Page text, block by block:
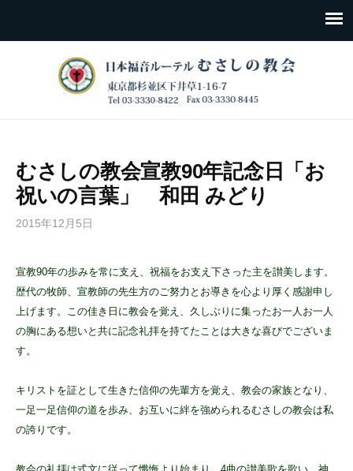
むさしの教会宣教90年記念日「お
祝いの言葉」 和田 みどり
2015年12月5日
宣教90年の歩みを常に支え、祝福をお支え下さった主を讃美します。
歴代の牧師、宣教師の先生方のご努力とお導きを心より厚く感謝申し
上げます。この佳き日に教会を覚え、久しぶりに集ったお一人お一人
の胸にある想いと共に記念礼拝を持てたことは大きな喜びでございま
す。
キリストを証として生きた信仰の先輩方を覚え、教会の家族となり、
一足一足信仰の道を歩み、お互いに絆を強められるむさしの教会は私
の誇りです。